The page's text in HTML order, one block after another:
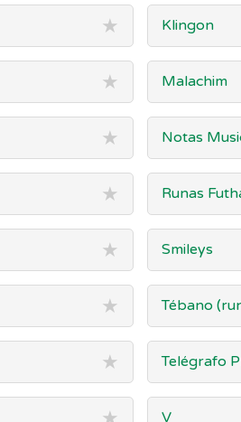
★ Klingon
★ Malachim
★ Notas
★ Runas
★ Smileys
★ Tébano
★ Telégrafo
V